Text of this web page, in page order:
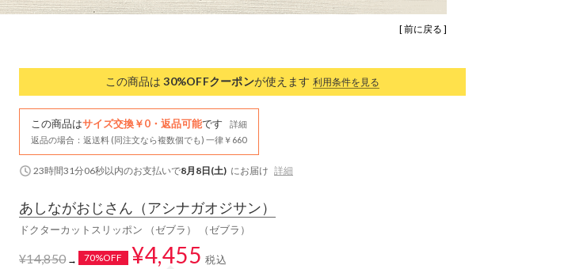
[ 前に戻る ]
この商品は 30%OFFクーポンが使えます 利用条件を見る
この商品はサイズ交換￥0・返品可能です
詳細
返品の場合：返送料 (同注文なら複数個でも) 一律￥660
23時間31分05秒以内のお支払いで8月8日(土) にお届け 詳細
あしながおじさん （アシナガオジサン）
ドクターカットスリッポン （ゼブラ） （ゼブラ）
¥14,850→ 70%OFF ¥4,455 税込